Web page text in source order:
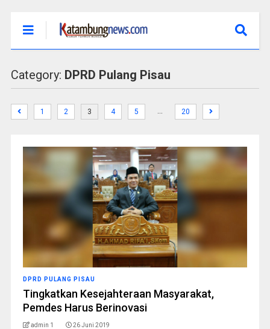
Category: DPRD Pulang Pisau
1 2 3 4 5 … 20
DPRD PULANG PISAU
Tingkatkan Kesejahteraan Masyarakat,
Pemdes Harus Berinovasi
admin 1 26 Juni 2019